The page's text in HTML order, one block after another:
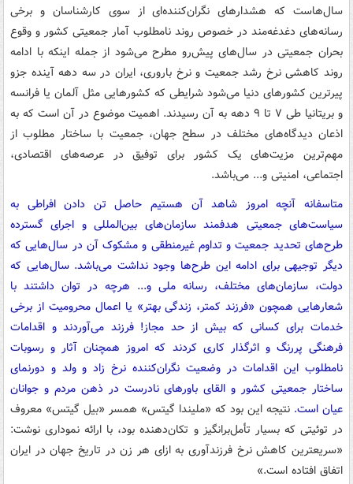
سال‌هاست که هشدارهای نگران‌کننده‌ای از سوی کارشناسان و برخی
رسانه‌های دغدغه‌مند در خصوص روند نامطلوب آمار جمعیتی کشور و وقوع
بحران جمعیتی در سال‌های پیش‌رو مطرح می‌شود از جمله اینکه با ادامه
روند کاهشی نرخ رشد جمعیت و نرخ باروری، ایران در سه دهه آینده جزو
پیرترین کشورهای دنیا می‌شود شرایطی که کشورهایی مثل آلمان یا فرانسه
و بریتانیا طی ۷ تا ۹ دهه به آن رسیدند. اهمیت موضوع در آن است که به
اذعان دیدگاه‌های مختلف در سطح جهان، جمعیت با ساختار مطلوب از
مهم‌ترین مزیت‌های یک کشور برای توفیق در عرصه‌های اقتصادی،
اجتماعی، امنیتی و... می‌باشد.
متاسفانه آنچه امروز شاهد آن هستیم حاصل تن دادن افراطی به
سیاست‌های جمعیتی هدفمند سازمان‌های بین‌المللی و اجرای گسترده
طرح‌های تحدید جمعیت و تداوم غیرمنطقی و مشکوک آن در سال‌هایی که
دیگر توجیهی برای ادامه این طرح‌ها وجود نداشت می‌باشد. سال‌هایی که
دولت، سازمان‌های مختلف، رسانه ملی و... هرچه در توان داشتند با
شعارهایی همچون «فرزند کمتر، زندگی بهتر» یا اعمال محرومیت از برخی
خدمات برای کسانی که بیش از حد مجاز! فرزند می‌آوردند و اقدامات
فرهنگی پررنگ و اثرگذار کاری کردند که امروز همچنان آثار و رسوبات
نامطلوب این اقدامات در وضعیت نگران‌کننده نرخ زاد و ولد و دورنمای
ساختار جمعیتی کشور و القای باورهای نادرست در ذهن مردم و جوانان
عیان است. نتیجه این بود که «ملیندا گیتس» همسر «بیل گیتس» معروف
در توئیتی که بسیار تأمل‌برانگیز و تکان‌دهنده بود، با ارائه نموداری نوشت:
«سریعترین کاهش نرخ فرزندآوری به ازای هر زن در تاریخ جهان در ایران
اتفاق افتاده است.»